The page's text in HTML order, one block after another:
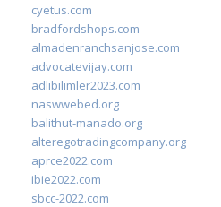
cyetus.com
bradfordshops.com
almadenranchsanjose.com
advocatevijay.com
adlibilimler2023.com
naswwebed.org
balithut-manado.org
alteregotradingcompany.org
aprce2022.com
ibie2022.com
sbcc-2022.com